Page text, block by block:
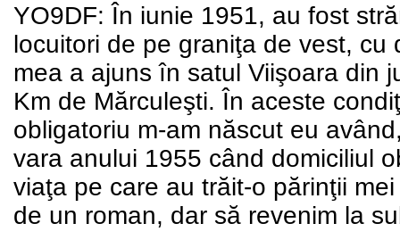
YO9DF: În iunie 1951, au fost
locuitori de pe graniţa de vest,
mea a ajuns în satul Viişoara din
Km de Mărculeşti. În aceste
obligatoriu m-am născut eu
vara anului 1955 când domiciliul
viaţa pe care au trăit-o părinţii
de un roman, dar să revenim la